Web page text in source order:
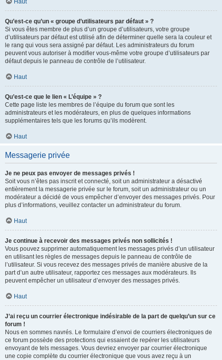
Haut
Qu’est-ce qu’un « groupe d’utilisateurs par défaut » ?
Si vous êtes membre de plus d’un groupe d’utilisateurs, votre groupe
d’utilisateurs par défaut est utilisé afin de déterminer quelle sera la couleur et
le rang qui vous sera assigné par défaut. Les administrateurs du forum
peuvent vous autoriser à modifier vous-même votre groupe d’utilisateurs par
défaut depuis le panneau de contrôle de l’utilisateur.
Haut
Qu’est-ce que le lien « L’équipe » ?
Cette page liste les membres de l’équipe du forum que sont les
administrateurs et les modérateurs, en plus de quelques informations
supplémentaires tels que les forums qu’ils modèrent.
Haut
Messagerie privée
Je ne peux pas envoyer de messages privés !
Soit vous n’êtes pas inscrit et connecté, soit un administrateur a désactivé
entièrement la messagerie privée sur le forum, soit un administrateur ou un
modérateur a décidé de vous empêcher d’envoyer des messages privés. Pour
plus d’informations, veuillez contacter un administrateur du forum.
Haut
Je continue à recevoir des messages privés non sollicités !
Vous pouvez supprimer automatiquement les messages privés d’un utilisateur
en utilisant les règles de messages depuis le panneau de contrôle de
l’utilisateur. Si vous recevez des messages privés de manière abusive de la
part d’un autre utilisateur, rapportez ces messages aux modérateurs. Ils
peuvent empêcher un utilisateur d’envoyer des messages privés.
Haut
J’ai reçu un courrier électronique indésirable de la part de quelqu’un sur ce
forum !
Nous en sommes navrés. Le formulaire d’envoi de courriers électroniques de
ce forum possède des protections qui essaient de repérer les utilisateurs
envoyant de tels messages. Vous devriez envoyer par courrier électronique
une copie complète du courrier électronique que vous avez reçu à un